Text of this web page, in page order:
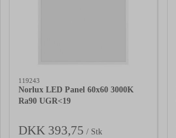
119243
Norlux LED Panel 60x60 3000K
Ra90 UGR<19
DKK 393,75 / Stk